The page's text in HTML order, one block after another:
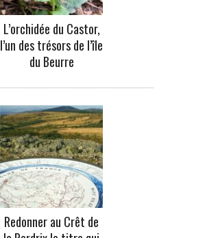
L’orchidée du Castor,
l’un des trésors de l’île
du Beurre
Redonner au Crêt de